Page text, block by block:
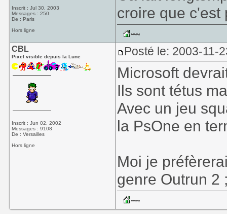
Inscrit : Jul 30, 2003
Messages : 250
De : Paris
Hors ligne
croire que c'est
CBL
Pixel visible depuis la Lune
Inscrit : Jun 02, 2002
Messages : 9108
De : Versailles
Hors ligne
Posté le: 2003-11-
Microsoft
Ils sont tétus
Avec un jeu
la PsOne en
Moi je
genre Outrun 2